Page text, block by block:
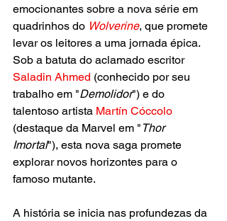
emocionantes sobre a nova série em
quadrinhos do Wolverine, que promete
levar os leitores a uma jornada épica.
Sob a batuta do aclamado escritor
Saladin Ahmed (conhecido por seu
trabalho em "Demolidor") e do
talentoso artista Martín Cóccolo
(destaque da Marvel em "Thor
Imortal"), esta nova saga promete
explorar novos horizontes para o
famoso mutante.
A história se inicia nas profundezas da